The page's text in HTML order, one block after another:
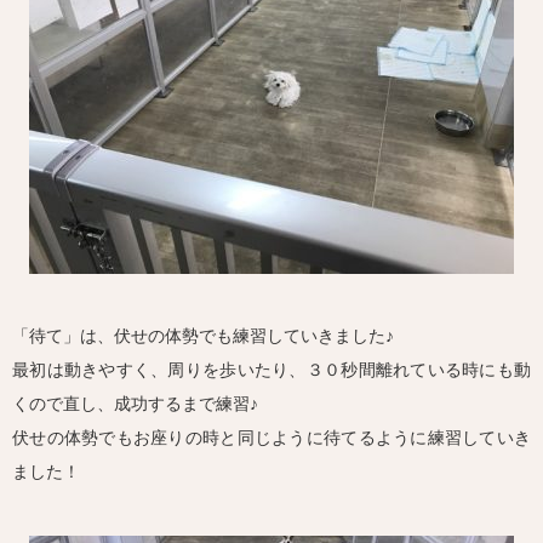
「待て」は、伏せの体勢でも練習していきました♪
最初は動きやすく、周りを歩いたり、３０秒間離れている時にも動
くので直し、成功するまで練習♪
伏せの体勢でもお座りの時と同じように待てるように練習していき
ました！